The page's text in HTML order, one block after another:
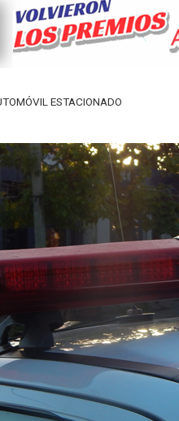
ESTACIONADO